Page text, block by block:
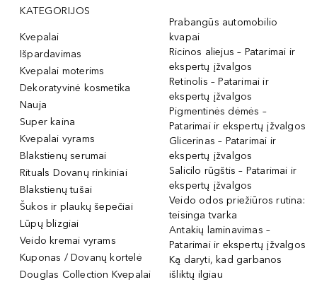
KATEGORIJOS
Kvepalai
Išpardavimas
Kvepalai moterims
Dekoratyvinė kosmetika
Nauja
Super kaina
Kvepalai vyrams
Blakstienų serumai
Rituals Dovanų rinkiniai
Blakstienų tušai
Šukos ir plaukų šepečiai
Lūpų blizgiai
Veido kremai vyrams
Kuponas / Dovanų kortelė
Douglas Collection Kvepalai
Prabangūs automobilio
kvapai
Ricinos aliejus – Patarimai ir
ekspertų įžvalgos
Retinolis – Patarimai ir
ekspertų įžvalgos
Pigmentinės dėmės –
Patarimai ir ekspertų įžvalgos
Glicerinas – Patarimai ir
ekspertų įžvalgos
Salicilo rūgštis – Patarimai ir
ekspertų įžvalgos
Veido odos priežiūros rutina:
teisinga tvarka
Antakių laminavimas –
Patarimai ir ekspertų įžvalgos
Ką daryti, kad garbanos
išliktų ilgiau